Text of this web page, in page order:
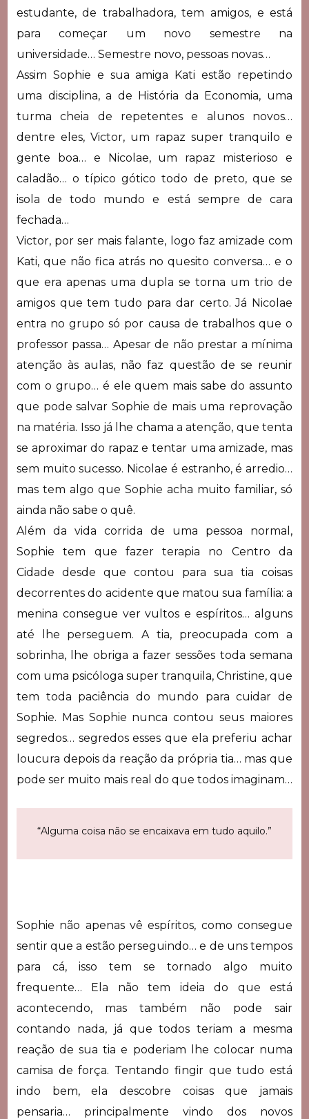
estudante, de trabalhadora, tem amigos, e está
para começar um novo semestre na
universidade… Semestre novo, pessoas novas…
Assim Sophie e sua amiga Kati estão repetindo
uma disciplina, a de História da Economia, uma
turma cheia de repetentes e alunos novos…
dentre eles, Victor, um rapaz super tranquilo e
gente boa… e Nicolae, um rapaz misterioso e
caladão… o típico gótico todo de preto, que se
isola de todo mundo e está sempre de cara
fechada…
Victor, por ser mais falante, logo faz amizade com
Kati, que não fica atrás no quesito conversa… e o
que era apenas uma dupla se torna um trio de
amigos que tem tudo para dar certo. Já Nicolae
entra no grupo só por causa de trabalhos que o
professor passa… Apesar de não prestar a mínima
atenção às aulas, não faz questão de se reunir
com o grupo… é ele quem mais sabe do assunto
que pode salvar Sophie de mais uma reprovação
na matéria. Isso já lhe chama a atenção, que tenta
se aproximar do rapaz e tentar uma amizade, mas
sem muito sucesso. Nicolae é estranho, é arredio…
mas tem algo que Sophie acha muito familiar, só
ainda não sabe o quê.
Além da vida corrida de uma pessoa normal,
Sophie tem que fazer terapia no Centro da
Cidade desde que contou para sua tia coisas
decorrentes do acidente que matou sua família: a
menina consegue ver vultos e espíritos… alguns
até lhe perseguem. A tia, preocupada com a
sobrinha, lhe obriga a fazer sessões toda semana
com uma psicóloga super tranquila, Christine, que
tem toda paciência do mundo para cuidar de
Sophie. Mas Sophie nunca contou seus maiores
segredos… segredos esses que ela preferiu achar
loucura depois da reação da própria tia… mas que
pode ser muito mais real do que todos imaginam…
“Alguma coisa não se encaixava em tudo aquilo.”
Sophie não apenas vê espíritos, como consegue
sentir que a estão perseguindo… e de uns tempos
para cá, isso tem se tornado algo muito
frequente… Ela não tem ideia do que está
acontecendo, mas também não pode sair
contando nada, já que todos teriam a mesma
reação de sua tia e poderiam lhe colocar numa
camisa de força. Tentando fingir que tudo está
indo bem, ela descobre coisas que jamais
pensaria… principalmente vindo dos novos